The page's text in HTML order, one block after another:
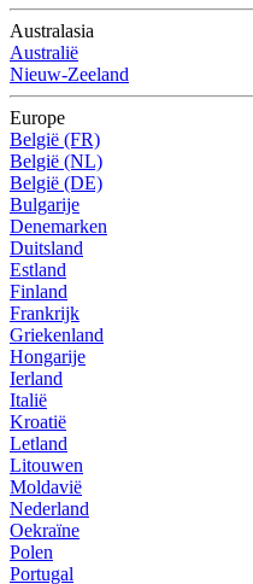
Australasia
Australië
Nieuw-Zeeland
Europe
België (FR)
België (NL)
België (DE)
Bulgarije
Denemarken
Duitsland
Estland
Finland
Frankrijk
Griekenland
Hongarije
Ierland
Italië
Kroatië
Letland
Litouwen
Moldavië
Nederland
Oekraïne
Polen
Portugal